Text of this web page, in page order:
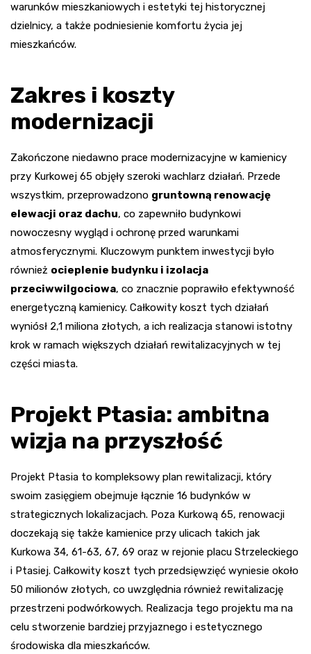
warunków mieszkaniowych i estetyki tej historycznej
dzielnicy, a także podniesienie komfortu życia jej
mieszkańców.
Zakres i koszty
modernizacji
Zakończone niedawno prace modernizacyjne w kamienicy
przy Kurkowej 65 objęły szeroki wachlarz działań. Przede
wszystkim, przeprowadzono gruntowną renowację
elewacji oraz dachu, co zapewniło budynkowi
nowoczesny wygląd i ochronę przed warunkami
atmosferycznymi. Kluczowym punktem inwestycji było
również ocieplenie budynku i izolacja
przeciwwilgociowa, co znacznie poprawiło efektywność
energetyczną kamienicy. Całkowity koszt tych działań
wyniósł 2,1 miliona złotych, a ich realizacja stanowi istotny
krok w ramach większych działań rewitalizacyjnych w tej
części miasta.
Projekt Ptasia: ambitna
wizja na przyszłość
Projekt Ptasia to kompleksowy plan rewitalizacji, który
swoim zasięgiem obejmuje łącznie 16 budynków w
strategicznych lokalizacjach. Poza Kurkową 65, renowacji
doczekają się także kamienice przy ulicach takich jak
Kurkowa 34, 61-63, 67, 69 oraz w rejonie placu Strzeleckiego
i Ptasiej. Całkowity koszt tych przedsięwzięć wyniesie około
50 milionów złotych, co uwzględnia również rewitalizację
przestrzeni podwórkowych. Realizacja tego projektu ma na
celu stworzenie bardziej przyjaznego i estetycznego
środowiska dla mieszkańców.